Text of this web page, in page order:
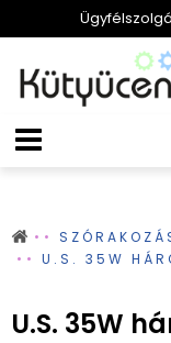
U.S. 35W
U.S. 35W